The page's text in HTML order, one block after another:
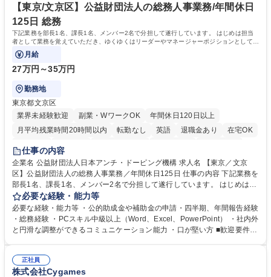
「未来の日常」の創造に向けて持続可能な社会の実現に貢献してまいりま
す。 学歴・資格 学歴：大学院 大学 語学力： 資格：
【東京/文京区】公益財団法人の総務人事業務/年間休日
125日 総務
下記業務を部長1名、課長1名、メンバー2名で分担して遂行しています。 はじめは担当
者として業務を覚えていただき、ゆくゆくはリーダーやマネージャーポジションとして活
躍いただくことを期待しています。
月給
27万円～35万円
勤務地
東京都文京区
業界未経験歓迎
副業・WワークOK
年間休日120日以上
月平均残業時間20時間以内
転勤なし 英語 退職金あり
在宅OK
賞与あり
育休あり
食事補助あり
仕事の内容
企業名 公益財団法人日本アンチ・ドーピング機構 求人名 【東京／文京
区】公益財団法人の総務人事業務／年間休日125日 仕事の内容 下記業務を
部長1名、課長1名、メンバー2名で分担して遂行しています。 はじめは担
当者として業務を覚えていただき、ゆくゆくはリーダーやマネージャーポ
ジションとして活躍いただくことを期待しています。 【総務・人事グルー
プの業務内容】 ・人事制度関連 ・採用活動 ・教育研修の企画、実行 ・勤
怠管理 ・官公庁への各種提出 ・法定の会議運営（評議員会、理事会） ・
管理 ・福利厚生関連 ・職員からの問合せ、相談対応 ・その他日常の総務
業務全般 募集職種 【東京／文京区】公益財団法人の総務人事業務／年間
必要な経験・能力等
必要な経験・能力等 ・公的助成金や補助金の申請・四半期、年間報告経験
・総務経験 ・PCスキル中級以上（Word、Excel、PowerPoint） ・社内外
と円滑な調整ができるコミュニケーション能力 ・口が堅い方 ■歓迎要件
正社員
株式会社Cygames